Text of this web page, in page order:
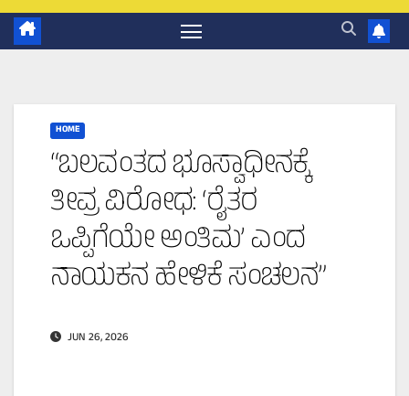
HOME
“ಬಲವಂತದ ಭೂಸ್ವಾಧೀನಕ್ಕೆ
ತೀವ್ರ ವಿರೋಧ: ‘ರೈತರ
ಒಪ್ಪಿಗೆಯೇ ಅಂತಿಮ’ ಎಂದ
ನಾಯಕನ ಹೇಳಿಕೆ ಸಂಚಲನ”
JUN 26, 2026